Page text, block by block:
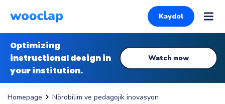
Kaydol
Optimizing
instructional design in
your institution.
Watch now
Homepage
Nörobilim ve pedagojik inovasyon